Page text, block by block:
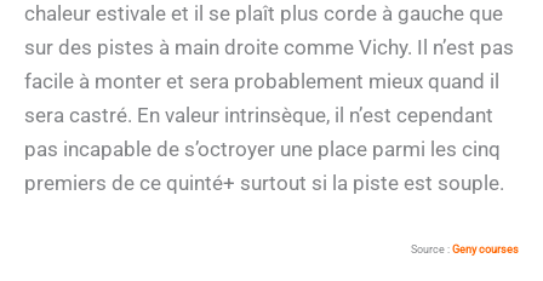
chaleur estivale et il se plaît plus corde à gauche que
sur des pistes à main droite comme Vichy. Il n’est pas
facile à monter et sera probablement mieux quand il
sera castré. En valeur intrinsèque, il n’est cependant
pas incapable de s’octroyer une place parmi les cinq
premiers de ce quinté+ surtout si la piste est souple.
Source : Geny courses